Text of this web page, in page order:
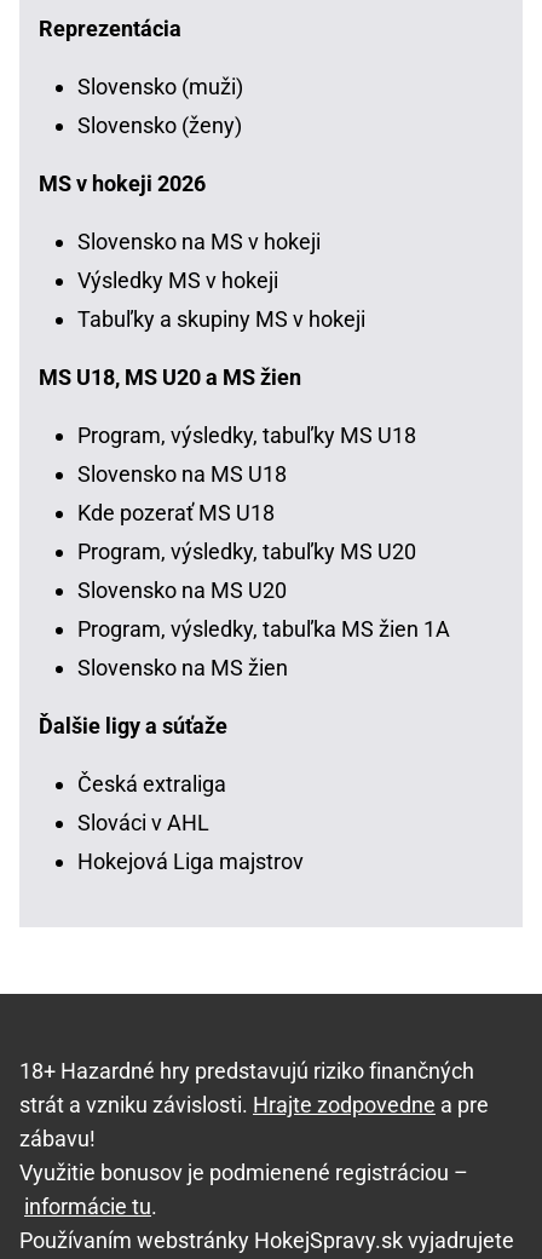
Reprezentácia
Slovensko (muži)
Slovensko (ženy)
MS v hokeji 2026
Slovensko na MS v hokeji
Výsledky MS v hokeji
Tabuľky a skupiny MS v hokeji
MS U18, MS U20 a MS žien
Program, výsledky, tabuľky MS U18
Slovensko na MS U18
Kde pozerať MS U18
Program, výsledky, tabuľky MS U20
Slovensko na MS U20
Program, výsledky, tabuľka MS žien 1A
Slovensko na MS žien
Ďalšie ligy a súťaže
Česká extraliga
Slováci v AHL
Hokejová Liga majstrov
18+ Hazardné hry predstavujú riziko finančných
strát a vzniku závislosti. Hrajte zodpovedne a pre
zábavu!
Využitie bonusov je podmienené registráciou –
informácie tu.
Používaním webstránky HokejSpravy.sk vyjadrujete